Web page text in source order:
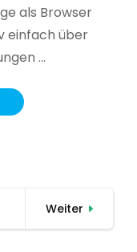
als Browser
einfach über
…
Weiter